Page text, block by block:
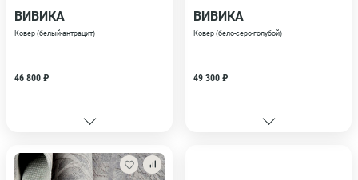
ВИВИКА
Ковер (белый-антрацит)
46 800 ₽
ВИВИКА
Ковер (бело-серо-голубой)
49 300 ₽